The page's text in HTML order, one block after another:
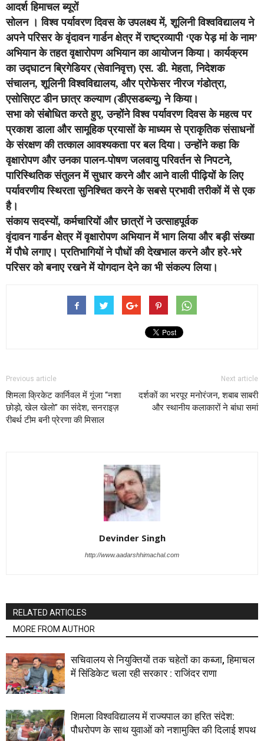
आदर्श हिमाचल ब्यूरों
सोलन। विश्व पर्यावरण दिवस के उपलक्ष्य में, शूलिनी विश्वविद्यालय ने
अपने परिसर के वृंदावन गार्डन क्षेत्र में राष्ट्रव्यापी ‘एक पेड़ मां के नाम’
अभियान के तहत वृक्षारोपण अभियान का आयोजन किया। कार्यक्रम
का उद्घाटन ब्रिगेडियर (सेवानिवृत्त) एस. डी. मेहता, निदेशक
संचालन, शूलिनी विश्वविद्यालय, और प्रोफेसर नीरज गंडोत्रा,
एसोसिएट डीन छात्र कल्याण (डीएसडब्ल्यू) ने किया।
सभा को संबोधित करते हुए, उन्होंने विश्व पर्यावरण दिवस के महत्व पर
प्रकाश डाला और सामूहिक प्रयासों के माध्यम से प्राकृतिक संसाधनों
के संरक्षण की तत्काल आवश्यकता पर बल दिया। उन्होंने कहा कि
वृक्षारोपण और उनका पालन-पोषण जलवायु परिवर्तन से निपटने,
पारिस्थितिक संतुलन में सुधार करने और आने वाली पीढ़ियों के लिए
पर्यावरणीय स्थिरता सुनिश्चित करने के सबसे प्रभावी तरीकों में से एक
है।
संकाय सदस्यों, कर्मचारियों और छात्रों ने उत्साहपूर्वक
वृंदावन गार्डन क्षेत्र में वृक्षारोपण अभियान में भाग लिया और बड़ी संख्या
में पौधे लगाए। प्रतिभागियों ने पौधों की देखभाल करने और हरे-भरे
परिसर को बनाए रखने में योगदान देने का भी संकल्प लिया।
Previous article
शिमला क्रिकेट कार्निवल में गूंजा “नशा
छोड़ो, खेल खेलो” का संदेश, सनराइज़
रीबर्थ टीम बनी प्रेरणा की मिसाल
Next article
दर्शकों का भरपूर मनोरंजन, शबाब साबरी
और स्थानीय कलाकारों ने बांधा समां
Devinder Singh
http://www.aadarshhimachal.com
RELATED ARTICLES
MORE FROM AUTHOR
सचिवालय से नियुक्तियों तक चहेतों का कब्जा, हिमाचल
में सिंडिकेट चला रही सरकार : राजिंदर राणा
शिमला विश्वविद्यालय में राज्यपाल का हरित संदेश:
पौधरोपण के साथ युवाओं को नशामुक्ति की दिलाई शपथ